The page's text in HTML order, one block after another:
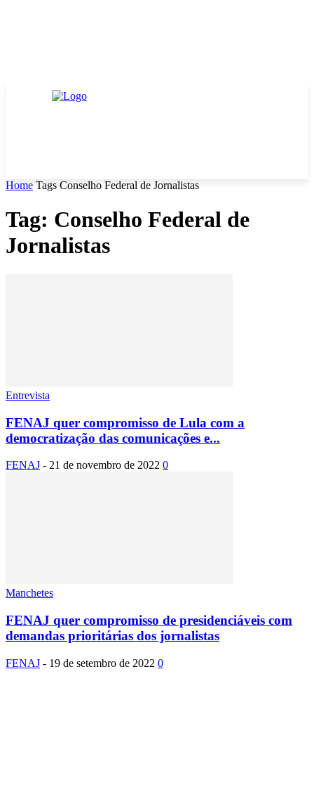
Home Tags Conselho Federal de Jornalistas
Tag: Conselho Federal de
Jornalistas
Entrevista
FENAJ quer compromisso de Lula com a
democratização das comunicações e...
FENAJ - 21 de novembro de 2022 0
Manchetes
FENAJ quer compromisso de presidenciáveis com
demandas prioritárias dos jornalistas
FENAJ - 19 de setembro de 2022 0